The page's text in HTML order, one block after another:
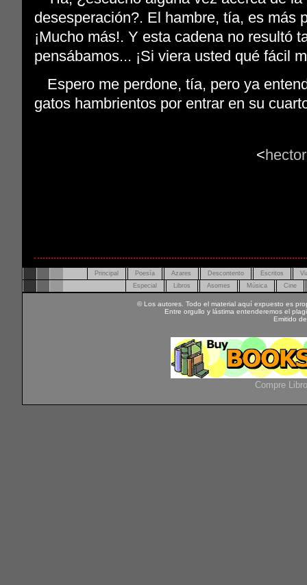
desesperación?. El hambre, tía, es más
¡Mucho más!. Y esta cadena no resultó
pensábamos... ¡Si viera usted qué fácil
Espero me perdone, tía, pero ya
gatos hambrientos por entrar en su
<
Principal Poesía Azares Descontento Escritos
Especial
Libros Asomes Música Cine
© Los autores. Todo el material aquí expuesto es
Entre orgullo y lástima entenderemos el
Emitido
Compre